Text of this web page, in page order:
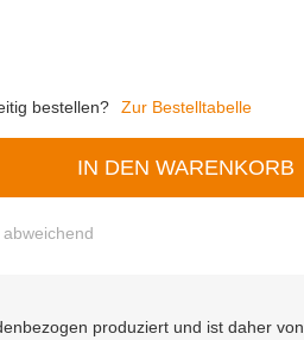
bestellen?
Zur Bestelltabelle
IN DEN WARENKORB
produziert und ist daher von